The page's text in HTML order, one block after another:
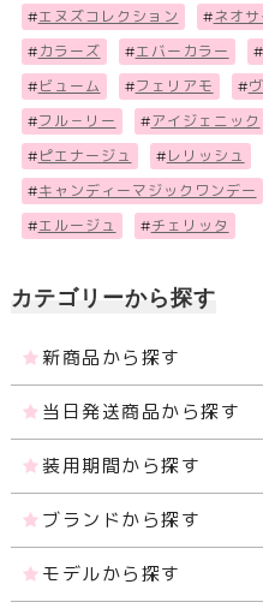
#エヌズコレクション #ネオ
# カラーズ #エバーカラー #
# ビューム #フェリアモ #
#フル－リー #アイジェニック
# ピエナージュ # レリッシュ
#キャンディーマジックワンデー
#エルージュ #チェリッタ
カテゴリーから探す
新商品から探す
当日発送商品から探す
装用期間から探す
ブランドから探す
モデルから探す